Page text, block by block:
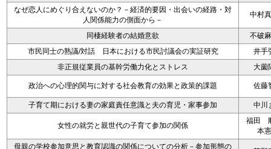
なぜ恋人にめぐり合えないのか？－経済的要因・出会いの経路・対
人関係能力の側面から－
中村
同棲経験者の結婚意欲
不破
市民同士の熟議/対話 日本における市民討議会の実証研究
井手
非正規従業員の基幹労働力化とストレス
大薗
政治への心理的関与に対する社会教育の効果と政策的課題 佐藤
子育て期における妻の家庭責任意識と夫の育児・家事参加 中川
女性の就労と親世代の子育て参加の関係
福田
本
母親の学校参加意思と教育認識の関係についての分析－参加形態の